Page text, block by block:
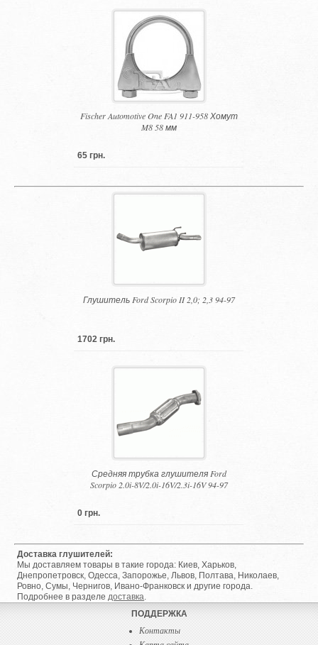
Fischer Automotive One FA1 911-958 Хомут
M8 58 мм
65 грн.
Глушитель Ford Scorpio II 2,0; 2,3 94-97
1702 грн.
Средняя трубка глушителя Ford
Scorpio 2.0i-8V/2.0i-16V/2.3i-16V 94-97
0 грн.
Доставка глушителей:
Мы доставляем товары в такие города: Киев, Харьков,
Днепропетровск, Одесса, Запорожье, Львов, Полтава, Николаев,
Ровно, Сумы, Чернигов, Ивано-Франковск и другие города.
Подробнее в разделедоставка.
ПОДДЕРЖКА
Контакты